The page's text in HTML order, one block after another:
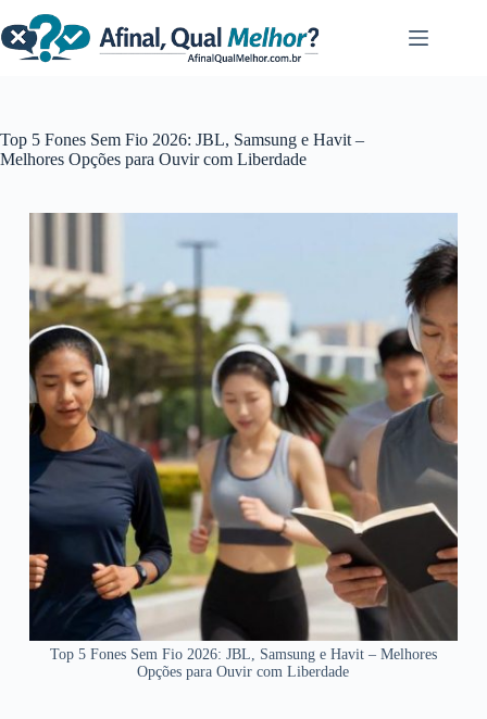
para
o
conteúdo
Top 5 Fones Sem Fio 2026: JBL, Samsung e Havit –
Melhores Opções para Ouvir com Liberdade
Top 5 Fones Sem Fio 2026: JBL, Samsung e Havit – Melhores
Opções para Ouvir com Liberdade